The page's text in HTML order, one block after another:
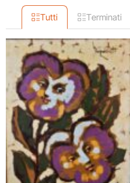
Tutti Terminati